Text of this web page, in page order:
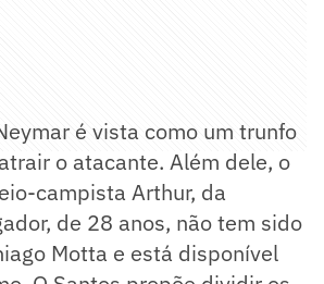
é vista como um trunfo
o atacante. Além dele, o
campista Arthur, da
de 28 anos, não tem sido
Motta e está disponível